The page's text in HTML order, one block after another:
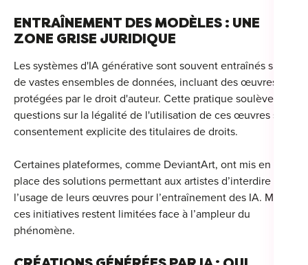
ENTRAÎNEMENT DES MODÈLES : UNE
ZONE GRISE JURIDIQUE
Les systèmes d'IA générative sont souvent entraînés sur
de vastes ensembles de données, incluant des œuvres
protégées par le droit d'auteur. Cette pratique soulève des
questions sur la légalité de l'utilisation de ces œuvres sans
consentement explicite des titulaires de droits.
Certaines plateformes, comme DeviantArt, ont mis en
place des solutions permettant aux artistes d’interdire
l’usage de leurs œuvres pour l’entraînement des IA. Mais
ces initiatives restent limitées face à l’ampleur du
phénomène.